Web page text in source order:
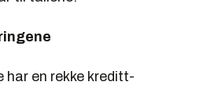
har en rekke kreditt-